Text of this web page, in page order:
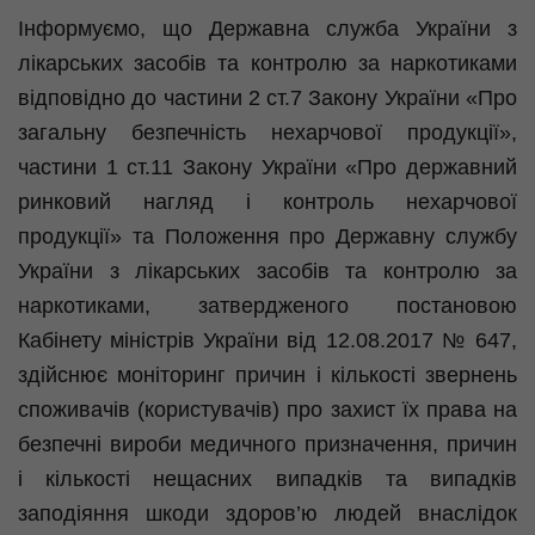
Інформуємо, що Державна служба України з
лікарських засобів та контролю за наркотиками
відповідно до частини 2 ст.7 Закону України «Про
загальну безпечність нехарчової продукції»,
частини 1 ст.11 Закону України «Про державний
ринковий нагляд і контроль нехарчової
продукції» та Положення про Державну службу
України з лікарських засобів та контролю за
наркотиками, затвердженого постановою
Кабінету міністрів України від 12.08.2017 № 647,
здійснює моніторинг причин і кількості звернень
споживачів (користувачів) про захист їх права на
безпечні вироби медичного призначення, причин
і кількості нещасних випадків та випадків
заподіяння шкоди здоров’ю людей внаслідок